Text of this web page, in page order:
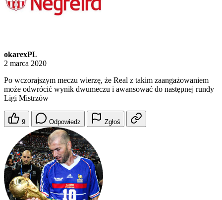
okarexPL
2 marca 2020
Po wczorajszym meczu wierzę, że Real z takim zaangażowaniem
może odwrócić wynik dwumeczu i awansować do następnej rundy
Ligi Mistrzów
9 Odpowiedz Zgłoś